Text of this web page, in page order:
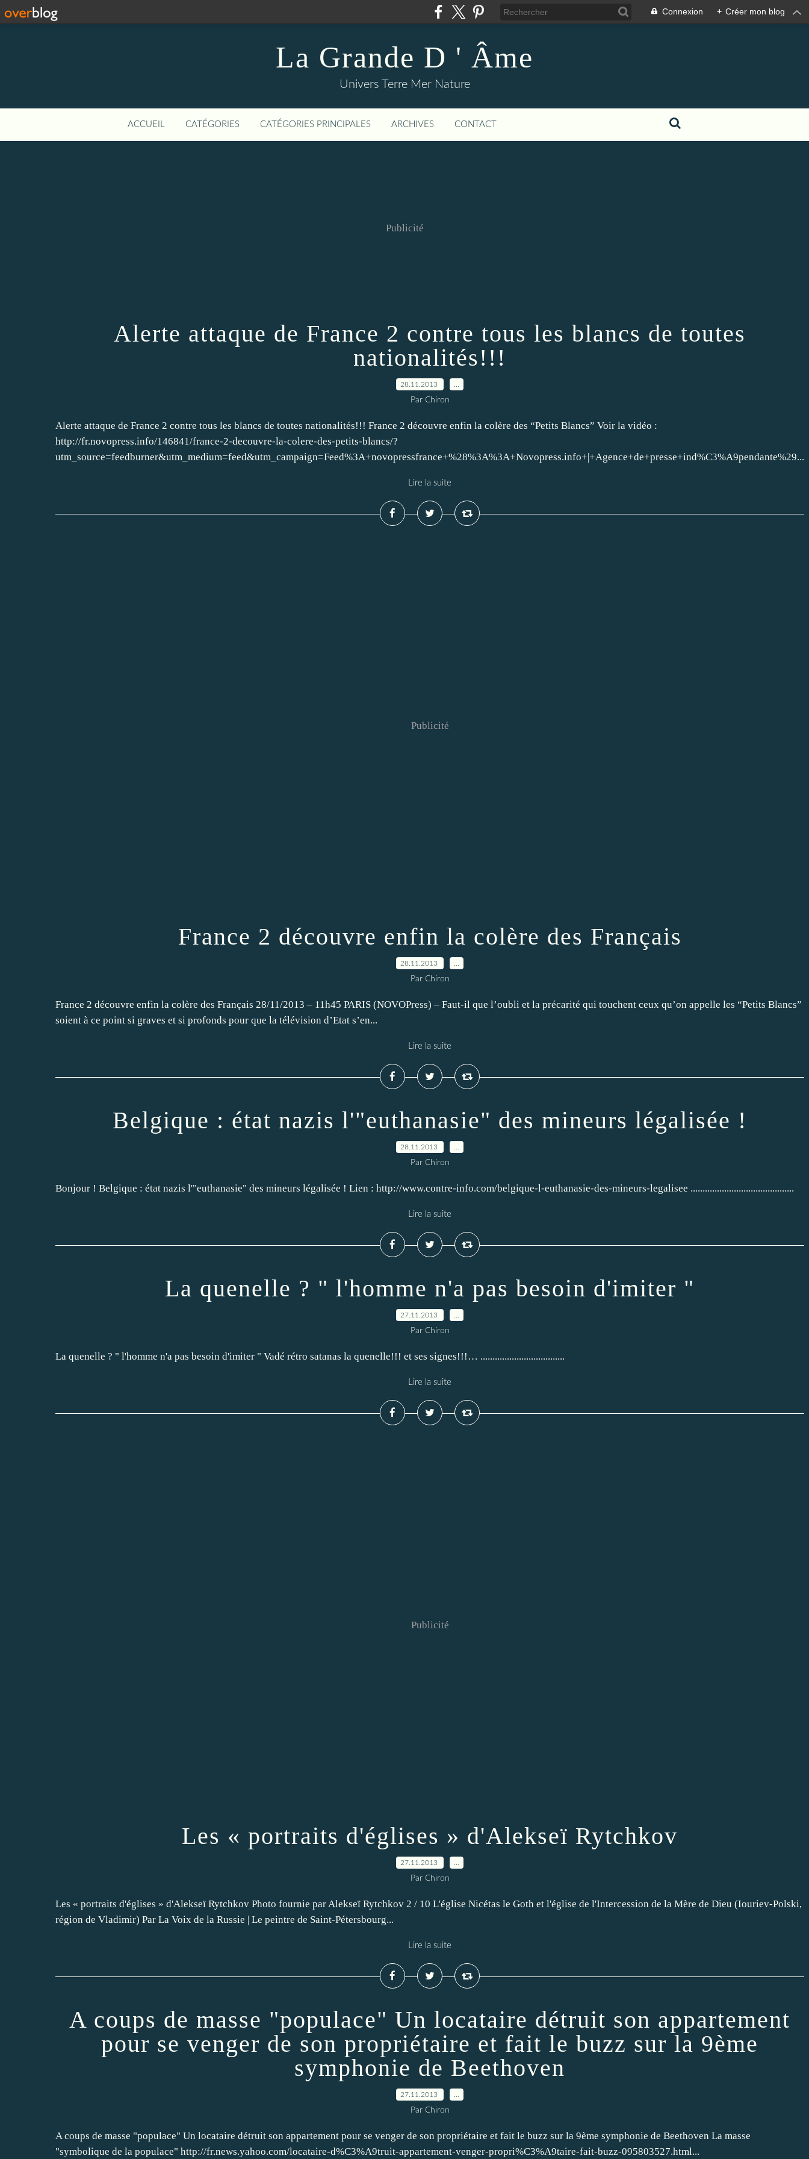
Connexion + Créer mon blog
La Grande D ' Âme
Univers Terre Mer Nature
ACCUEIL CATÉGORIES CATÉGORIES PRINCIPALES ARCHIVES CONTACT
Publicité
Alerte attaque de France 2 contre tous les blancs de toutes
nationalités!!!
28.11.2013
Par Chiron
Alerte attaque de France 2 contre tous les blancs de toutes nationalités!!! France 2 découvre enfin la colère des “Petits Blancs” Voir la vidéo :
http://fr.novopress.info/146841/france-2-decouvre-la-colere-des-petits-blancs/?
utm_source=feedburner&utm_medium=feed&utm_campaign=Feed%3A+novopressfrance+%28%3A%3A+Novopress.info+|+Agence+de+presse+ind%C3%A9pendante%29...
Lire la suite
Publicité
France 2 découvre enfin la colère des Français
28.11.2013
Par Chiron
France 2 découvre enfin la colère des Français 28/11/2013 – 11h45 PARIS (NOVOPress) – Faut-il que l’oubli et la précarité qui touchent ceux qu’on appelle les “Petits Blancs”
soient à ce point si graves et si profonds pour que la télévision d’Etat s’en...
Lire la suite
Belgique : état nazis l'"euthanasie" des mineurs légalisée !
28.11.2013
Par Chiron
Bonjour ! Belgique : état nazis l'"euthanasie" des mineurs légalisée ! Lien : http://www.contre-info.com/belgique-l-euthanasie-des-mineurs-legalisee ...........................................
Lire la suite
La quenelle ? " l'homme n'a pas besoin d'imiter "
27.11.2013
Par Chiron
La quenelle ? " l'homme n'a pas besoin d'imiter " Vadé rétro satanas la quenelle!!! et ses signes!!!… ...................................
Lire la suite
Publicité
Les « portraits d'églises » d'Alekseï Rytchkov
27.11.2013
Par Chiron
Les « portraits d'églises » d'Alekseï Rytchkov Photo fournie par Alekseï Rytchkov 2 / 10 L'église Nicétas le Goth et l'église de l'Intercession de la Mère de Dieu (Iouriev-Polski,
région de Vladimir) Par La Voix de la Russie | Le peintre de Saint-Pétersbourg...
Lire la suite
A coups de masse "populace" Un locataire détruit son appartement
pour se venger de son propriétaire et fait le buzz sur la 9ème
symphonie de Beethoven
27.11.2013
Par Chiron
A coups de masse "populace" Un locataire détruit son appartement pour se venger de son propriétaire et fait le buzz sur la 9ème symphonie de Beethoven La masse
"symbolique de la populace" http://fr.news.yahoo.com/locataire-d%C3%A9truit-appartement-venger-propri%C3%A9taire-fait-buzz-095803527.html...